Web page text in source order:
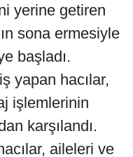
yerine getiren
sona ermesiyle
başladı.
yapan hacılar,
işlemlerinin
karşılandı.
aileleri ve